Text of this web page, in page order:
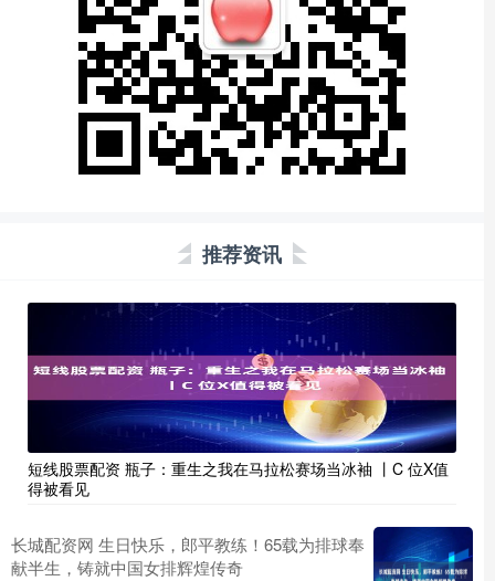
推荐资讯
短线股票配资 瓶子：重生之我在马拉松赛场当冰袖 丨C 位X值
得被看见
长城配资网 生日快乐，郎平教练！65载为排球奉
献半生，铸就中国女排辉煌传奇